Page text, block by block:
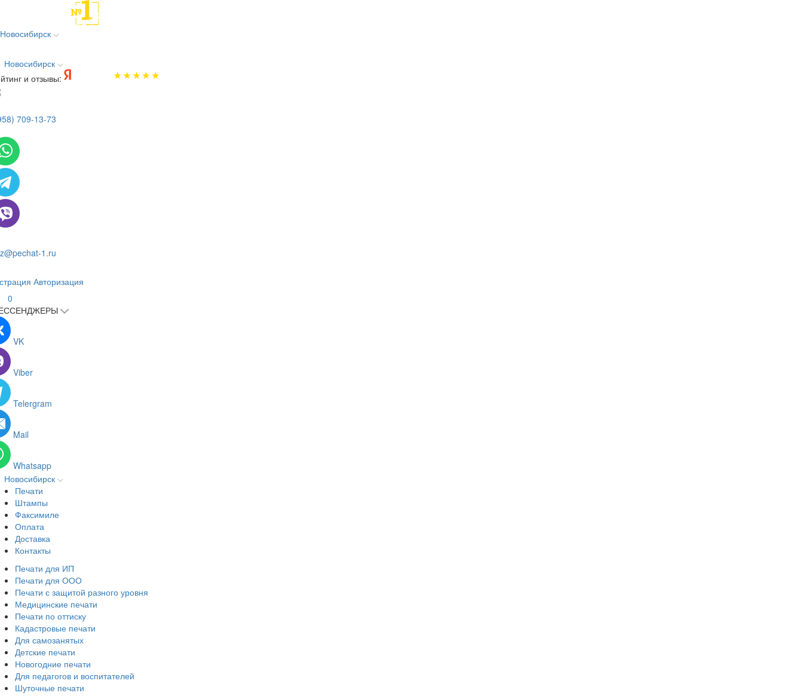
Новосибирск
Новосибирск
и отзывы:
709-13-73
1.ru
Авторизация
0
VK
Viber
Telergram
Mail
Whatsapp
Новосибирск
Печати
Штампы
Факсимиле
Оплата
Доставка
Контакты
Печати для ИП
Печати для ООО
Печати с защитой разного уровня
Медицинские печати
Печати по оттиску
Кадастровые печати
Для самозанятых
Детские печати
Новогодние печати
Для педагогов и воспитателей
Шуточные печати